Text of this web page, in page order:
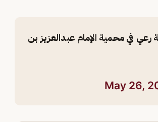
رعي في محمية الإمام عبدالعزيز بن
May 26,